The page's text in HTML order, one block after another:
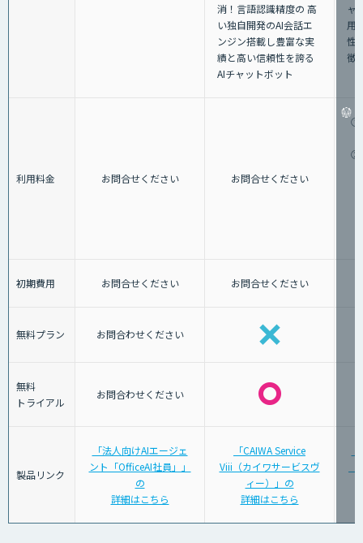
消！⾔語認識精度の ⾼
い独⾃開発のAI会話エ
ンジン搭載し豊富な実
績と⾼い信頼性を誇る
AIチャットボット
ャ
用
性
徴
利用料金 お問合せください お問合せください
①
②
初期費用 お問合せください お問合せください
無料プラン お問合わせください
無料
トライアル
お問合わせください
製品リンク
「法人向けAIエージェ
ント「OfficeAI社員」」
の
詳細はこちら
「CAIWA Service
Viii（カイワサービスヴ
ィー）」の
詳細はこちら